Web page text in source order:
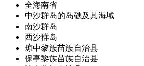
全海南省
中沙群岛的岛礁及其海域
南沙群岛
西沙群岛
琼中黎族苗族自治县
保亭黎族苗族自治县